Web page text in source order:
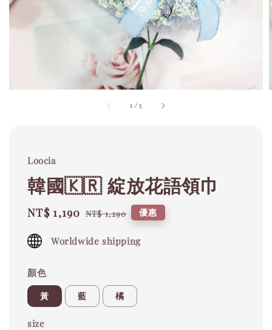
1 /5
Loocia
韓國🇰🇷 綻放花語領巾
Sale
NT$ 1,190 Regular
NT$ 1,290 優惠
Worldwide shipping
顏色
黃 藍 橘
size